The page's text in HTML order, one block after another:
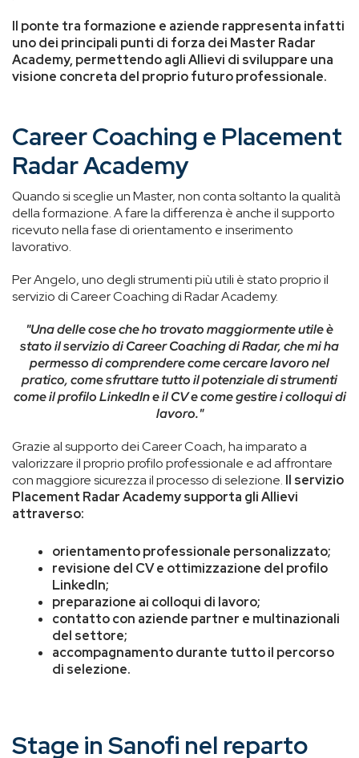
Il ponte tra formazione e aziende rappresenta infatti
uno dei principali punti di forza dei Master Radar
Academy, permettendo agli Allievi di sviluppare una
visione concreta del proprio futuro professionale.
Career Coaching e Placement
Radar Academy
Quando si sceglie un Master, non conta soltanto la qualità
della formazione. A fare la differenza è anche il supporto
ricevuto nella fase di orientamento e inserimento
lavorativo.
Per Angelo, uno degli strumenti più utili è stato proprio il
servizio di Career Coaching di Radar Academy.
"Una delle cose che ho trovato maggiormente utile è
stato il servizio di Career Coaching di Radar, che mi ha
permesso di comprendere come cercare lavoro nel
pratico, come sfruttare tutto il potenziale di strumenti
come il profilo LinkedIn e il CV e come gestire i colloqui di
lavoro."
Grazie al supporto dei Career Coach, ha imparato a
valorizzare il proprio profilo professionale e ad affrontare
con maggiore sicurezza il processo di selezione. Il servizio
Placement Radar Academy supporta gli Allievi
attraverso:
orientamento professionale personalizzato;
revisione del CV e ottimizzazione del profilo
LinkedIn;
preparazione ai colloqui di lavoro;
contatto con aziende partner e multinazionali
del settore;
accompagnamento durante tutto il percorso
di selezione.
Stage in Sanofi nel reparto